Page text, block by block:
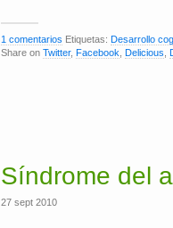
1 comentarios Etiquetas: Desarrollo
Share on Twitter, Facebook Delicious
Síndrome del
27 sept 2010